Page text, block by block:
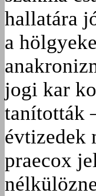
hallatára
a
jogi kar
tanították
évtizedek
praecox